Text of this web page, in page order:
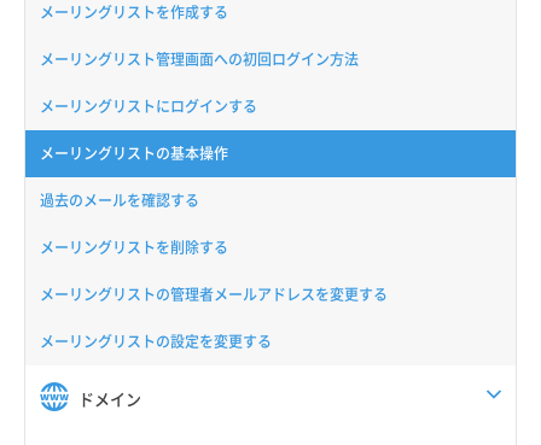
メーリングリストを作成する
メーリングリスト管理画面への初回ログイン方法
メーリングリストにログインする
メーリングリストの基本操作
過去のメールを確認する
メーリングリストを削除する
メーリングリストの管理者メールアドレスを変更する
メーリングリストの設定を変更する
ドメイン